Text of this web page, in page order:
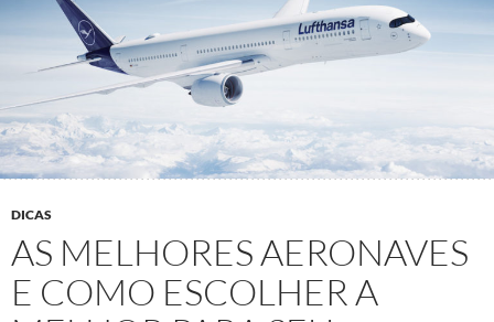
DICAS
AS MELHORES AERONAVES
E COMO ESCOLHER A